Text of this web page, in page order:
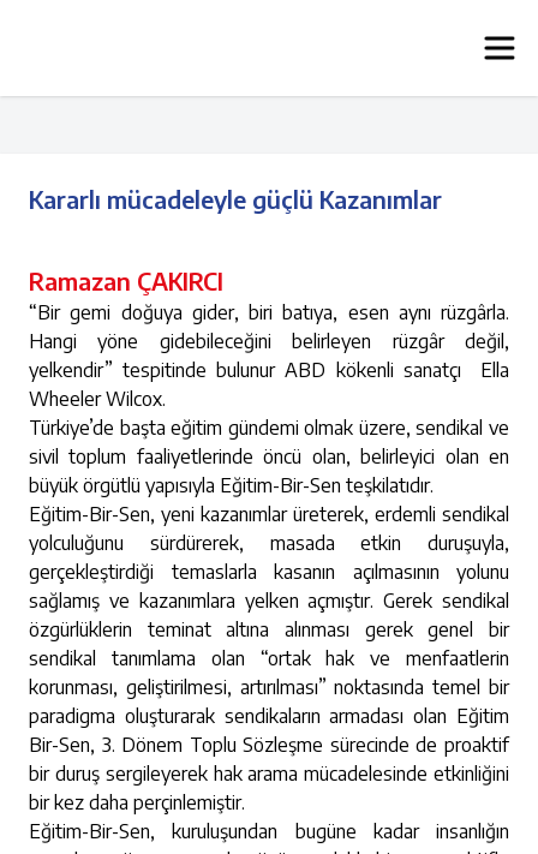
Kararlı mücadeleyle güçlü Kazanımlar
Ramazan ÇAKIRCI
“Bir gemi doğuya gider, biri batıya, esen aynı rüzgârla.
Hangi yöne gidebileceğini belirleyen rüzgâr değil,
yelkendir” tespitinde bulunur ABD kökenli sanatçı Ella
Wheeler Wilcox.
Türkiye’de başta eğitim gündemi olmak üzere, sendikal ve
sivil toplum faaliyetlerinde öncü olan, belirleyici olan en
büyük örgütlü yapısıyla Eğitim-Bir-Sen teşkilatıdır.
Eğitim-Bir-Sen, yeni kazanımlar üreterek, erdemli sendikal
yolculuğunu sürdürerek, masada etkin duruşuyla,
gerçekleştirdiği temaslarla kasanın açılmasının yolunu
sağlamış ve kazanımlara yelken açmıştır. Gerek sendikal
özgürlüklerin teminat altına alınması gerek genel bir
sendikal tanımlama olan “ortak hak ve menfaatlerin
korunması, geliştirilmesi, artırılması” noktasında temel bir
paradigma oluşturarak sendikaların armadası olan Eğitim
Bir-Sen, 3. Dönem Toplu Sözleşme sürecinde de proaktif
bir duruş sergileyerek hak arama mücadelesinde etkinliğini
bir kez daha perçinlemiştir.
Eğitim-Bir-Sen, kuruluşundan bugüne kadar insanlığın